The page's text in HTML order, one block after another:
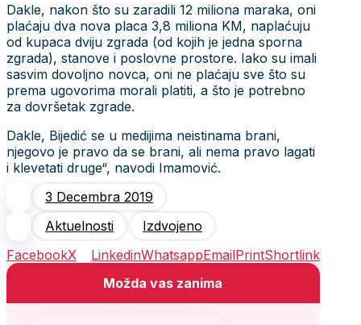
Dakle, nakon što su zaradili 12 miliona maraka, oni
plaćaju dva nova placa 3,8 miliona KM, naplaćuju
od kupaca dviju zgrada (od kojih je jedna sporna
zgrada), stanove i poslovne prostore. Iako su imali
sasvim dovoljno novca, oni ne plaćaju sve što su
prema ugovorima morali platiti, a što je potrebno
za dovršetak zgrade.
Dakle, Bijedić se u medijima neistinama brani,
njegovo je pravo da se brani, ali nema pravo lagati
i klevetati druge“, navodi Imamović.
3 Decembra 2019
Aktuelnosti
Izdvojeno
FacebookX LinkedinWhatsappEmailPrintShortlink
Možda vas zanima